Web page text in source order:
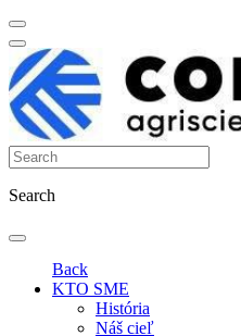
Search
Back
KTO SME
História
Náš cieľ